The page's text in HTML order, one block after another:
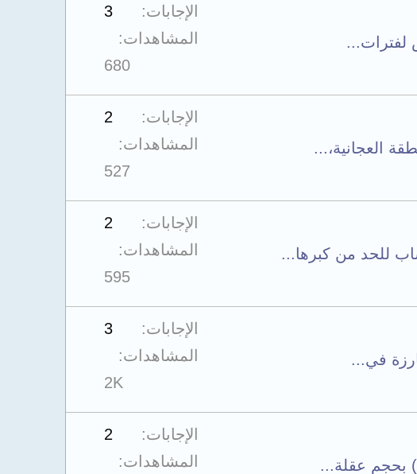
لفترات...
الإجابات
3
المشاهدات
680
العجانية،...
الإجابات
2
المشاهدات
527
للحد من كبرها...
الإجابات
2
المشاهدات
595
في...
الإجابات
3
المشاهدات
2K
بحجم عقلة...
الإجابات
2
المشاهدات